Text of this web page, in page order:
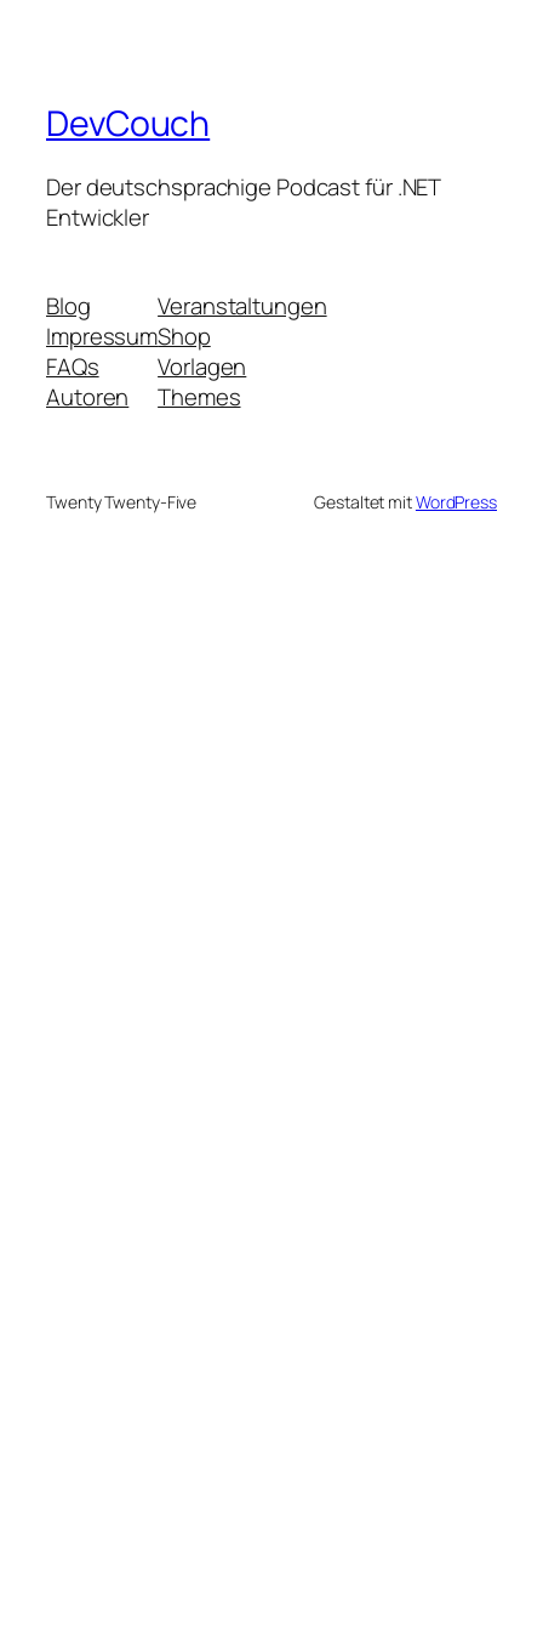
DevCouch
Der deutschsprachige Podcast für .NET
Entwickler
Blog
Impressum
FAQs
Autoren
Veranstaltungen
Shop
Vorlagen
Themes
Twenty Twenty-Five Gestaltet mitWordPress